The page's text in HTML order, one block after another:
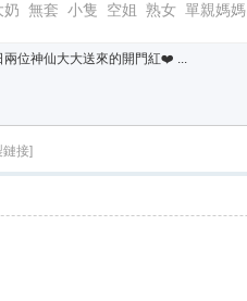
奶 無套 小隻 空姐 熟女 單親媽媽
兩位神仙大大送來的開門紅❤️ ...
鏈接]